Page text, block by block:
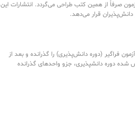
صرفاً از همین کتب طراحی می‌گردد. انتشارات این
دانش‌پذیران قرار می‌دهد.
فراگیر (دوره دانش‌پذیری) را گذرانده و بعد از
دوره دانشپذیری، جزو واحدهای گذرانده